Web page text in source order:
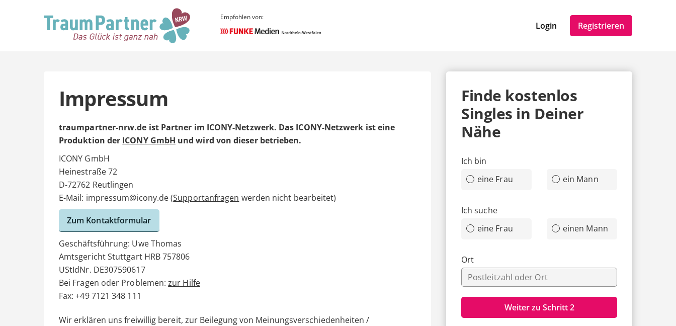
Empfohlen von:
Login Registrieren
Impressum
traumpartner-nrw.de ist Partner im ICONY-Netzwerk. Das ICONY-Netzwerk ist eine
Produktion der ICONY GmbH und wird von dieser betrieben.
ICONY GmbH
Heinestraße 72
D-72762 Reutlingen
E-Mail: impressum@icony.de (Supportanfragen werden nicht bearbeitet)
Zum Kontaktformular
Geschäftsführung: Uwe Thomas
Amtsgericht Stuttgart HRB 757806
UStIdNr. DE307590617
Bei Fragen oder Problemen:zur Hilfe
Fax: +49 7121 348 111
Wir erklären uns freiwillig bereit, zur Beilegung von Meinungsverschiedenheiten /
Finde kostenlos
Singles in Deiner
Nähe
Ich bin
eine Frau
ein Mann
Ich suche
eine Frau
einen Mann
Ort
Weiter zu Schritt 2